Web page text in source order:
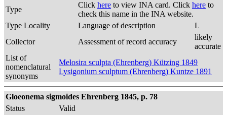
Type
Click here to view INA card. Click here to
check this name in the INA website.
Type Locality
Language of description
L
Collector
Assessment of record accuracy
likely
accurate
List of
nomenclatural
synonyms
Melosira sculpta (Ehrenberg) Kützing 1849
Lysigonium sculptum (Ehrenberg) Kuntze 1891
Gloeonema sigmoides Ehrenberg 1845, p. 78
Status
Valid